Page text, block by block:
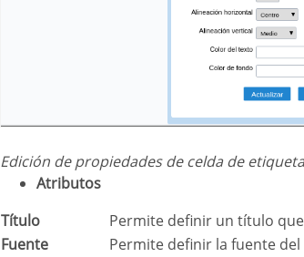
Edición de propiedades de celda de
Atributos
Título
Permite definir un título
Fuente
Permite definir la fuente